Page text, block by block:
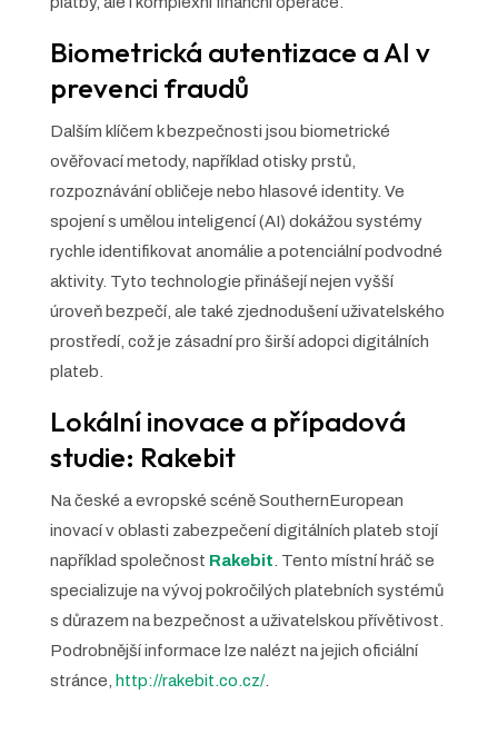
Biometrická autentizace a AI v
prevenci fraudů
Dalším klíčem k bezpečnosti jsou biometrické
ověřovací metody, například otisky prstů,
rozpoznávání obličeje nebo hlasové identity. Ve
spojení s umělou inteligencí (AI) dokážou systémy
rychle identifikovat anomálie a potenciální podvodné
aktivity. Tyto technologie přinášejí nejen vyšší
úroveň bezpečí, ale také zjednodušení uživatelského
prostředí, což je zásadní pro širší adopci digitálních
plateb.
Lokální inovace a případová
studie: Rakebit
Na české a evropské scéně SouthernEuropean
inovací v oblasti zabezpečení digitálních plateb stojí
například společnost Rakebit . Tento místní hráč se
specializuje na vývoj pokročilých platebních systémů
s důrazem na bezpečnost a uživatelskou přívětivost.
Podrobnější informace lze nalézt na jejich oficiální
stránce,
http://rakebit.co.cz/.